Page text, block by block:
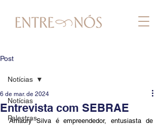
Post
Notícias
Palestras
Notícias
Entrevista com SEBRAE
6 de mar. de 2024
Amaury Silva é empreendedor, entusiasta de